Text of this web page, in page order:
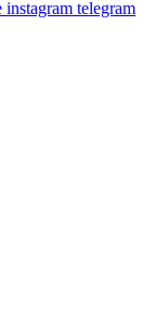
instagram telegram